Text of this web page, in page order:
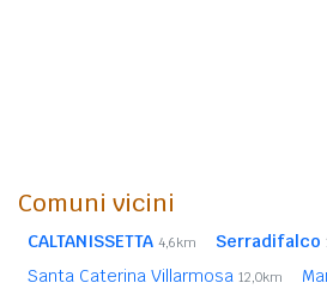
Comuni vicini
CALTANISSETTA 4,6km Serradifalco
Santa Caterina Villarmosa 12,0km